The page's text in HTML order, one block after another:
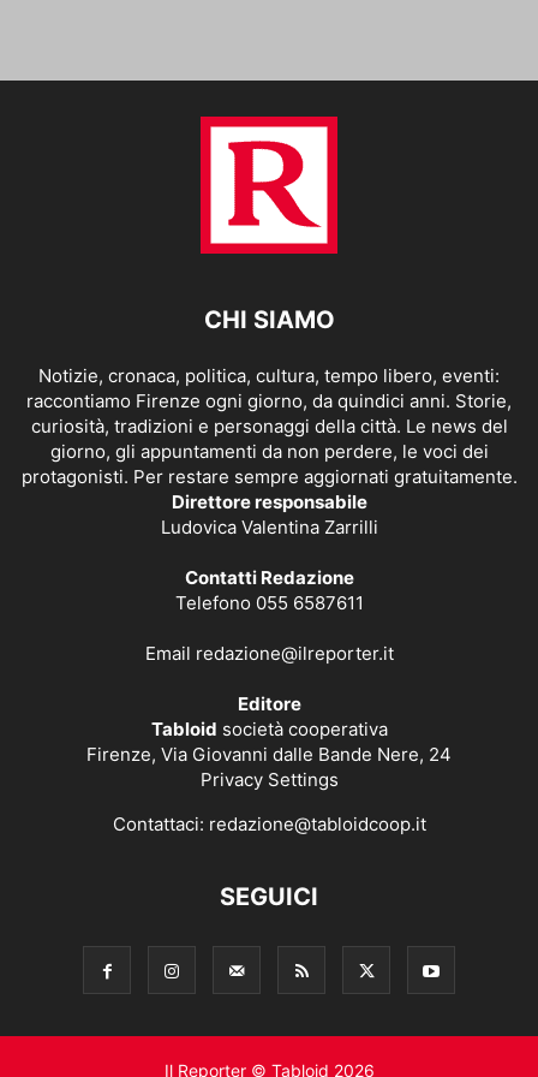
CHI SIAMO
Notizie, cronaca, politica, cultura, tempo libero, eventi:
raccontiamo Firenze ogni giorno, da quindici anni. Storie,
curiosità, tradizioni e personaggi della città. Le news del
giorno, gli appuntamenti da non perdere, le voci dei
protagonisti. Per restare sempre aggiornati gratuitamente.
Direttore responsabile
Ludovica Valentina Zarrilli
Contatti Redazione
Telefono 055 6587611
Email redazione@ilreporter.it
Editore
Tabloid società cooperativa
Firenze, Via Giovanni dalle Bande Nere, 24
Privacy Settings
Contattaci: redazione@tabloidcoop.it
SEGUICI
Il Reporter © Tabloid 2026